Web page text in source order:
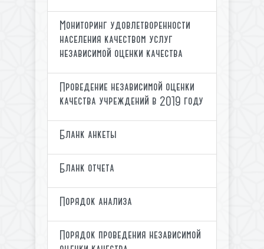
Мониторинг удовлетворенности
населения качеством услуг
независимой оценки качества
Проведение независимой оценки
качества учреждений в 2019 году
Бланк анкеты
Бланк отчета
Порядок анализа
Порядок проведения независимой